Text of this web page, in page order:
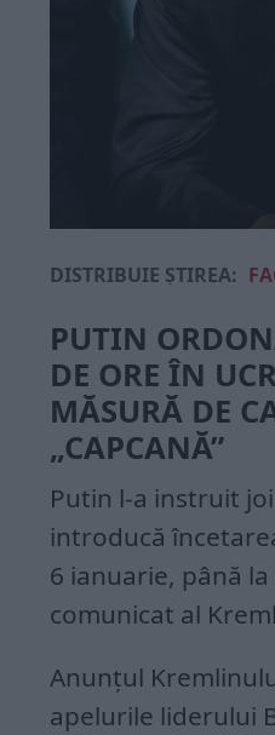
DISTRIBUIE ȘTIREA:
PUTIN
DE ORE ÎN
MĂSURĂ DE
„CAPCANĂ”
Putin l-a instruit
introducă
6 ianuarie, până
comunicat al
Anunțul
apelurile liderului